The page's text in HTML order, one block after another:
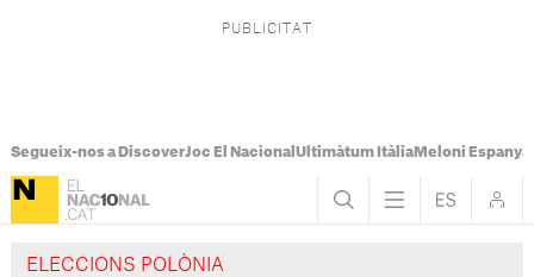
Segueix-nos a DiscoverJoc El Nacional Ultimàtum ItàliaMeloni Espanya
ELECCIONS POLÒNIA